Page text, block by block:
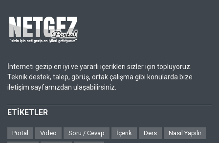
İnterneti gezip en iyi ve yararlı içerikleri sizler için topluyoruz.
Teknik destek, talep, görüş, ortak çalışma gibi konularda bize
iletişim sayfamızdan ulaşabilirsiniz.
ETİKETLER
Portal Video Soru / Cevap İçerik Ders
Nasıl Yapılır